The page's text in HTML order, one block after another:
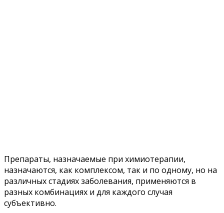
Препараты, назначаемые при химиотерапии,
назначаются, как комплексом, так и по одному, но на
различных стадиях заболевания, применяются в
разных комбинациях и для каждого случая
субъективно.